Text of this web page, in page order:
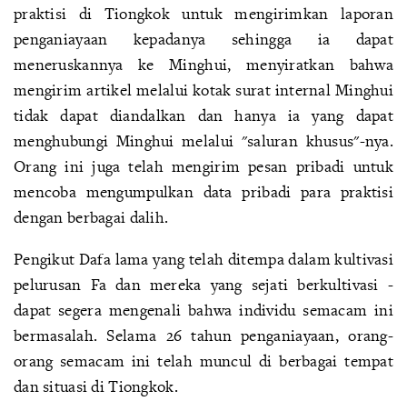
praktisi di Tiongkok untuk mengirimkan laporan
penganiayaan kepadanya sehingga ia dapat
meneruskannya ke Minghui, menyiratkan bahwa
mengirim artikel melalui kotak surat internal Minghui
tidak dapat diandalkan dan hanya ia yang dapat
menghubungi Minghui melalui "saluran khusus"-nya.
Orang ini juga telah mengirim pesan pribadi untuk
mencoba mengumpulkan data pribadi para praktisi
dengan berbagai dalih.
Pengikut Dafa lama yang telah ditempa dalam kultivasi
pelurusan Fa dan mereka yang sejati berkultivasi -
dapat segera mengenali bahwa individu semacam ini
bermasalah. Selama 26 tahun penganiayaan, orang-
orang semacam ini telah muncul di berbagai tempat
dan situasi di Tiongkok.